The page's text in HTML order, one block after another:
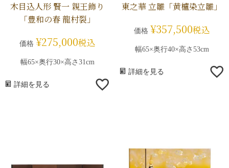
木目込人形 賢一 親王飾り
「豊和の春 龍村裂」
価格 ¥275,000税込
幅65×奥行30×高さ31cm
詳細を見る
東之華 立雛「黄櫨染立雛」
価格 ¥357,500税込
幅65×奥行40×高さ53cm
詳細を見る